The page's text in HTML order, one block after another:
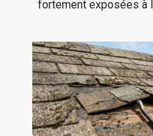
fortement exposées à